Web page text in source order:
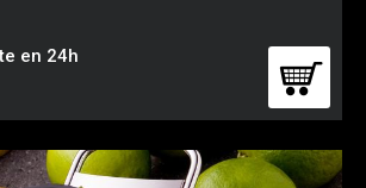
en 24h